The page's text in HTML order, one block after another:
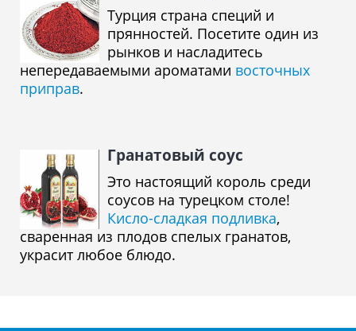
Турция страна специй и
прянностей. Посетите один из
рынков и насладитесь
непередаваемыми ароматами восточных
приправ.
Гранатовый соус
Это настоящий король среди
соусов на турецком столе!
Кисло-сладкая подливка,
сваренная из плодов спелых гранатов,
украсит любое блюдо.